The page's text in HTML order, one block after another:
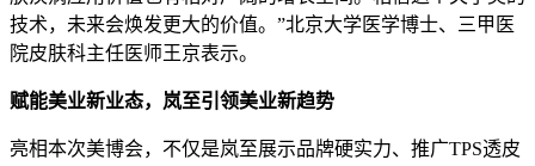
技术，未来会焕发更大的价值。”北京大学医学博士、三甲医
院皮肤科主任医师王京表示。
赋能美业新业态，岚至引领美业新趋势
亮相本次美博会，不仅是岚至展示品牌硬实力、推广TPS透皮